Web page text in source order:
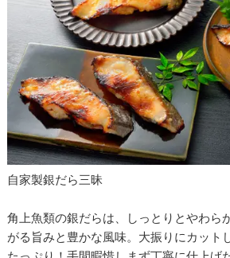
自家製銀だら三昧
角上魚類の銀だらは、しっとりとやわら
がる旨みと豊かな風味。大振りにカット